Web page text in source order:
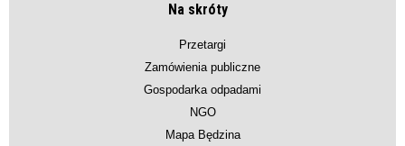
Na skróty
Przetargi
Zamówienia publiczne
Gospodarka odpadami
NGO
Mapa Będzina